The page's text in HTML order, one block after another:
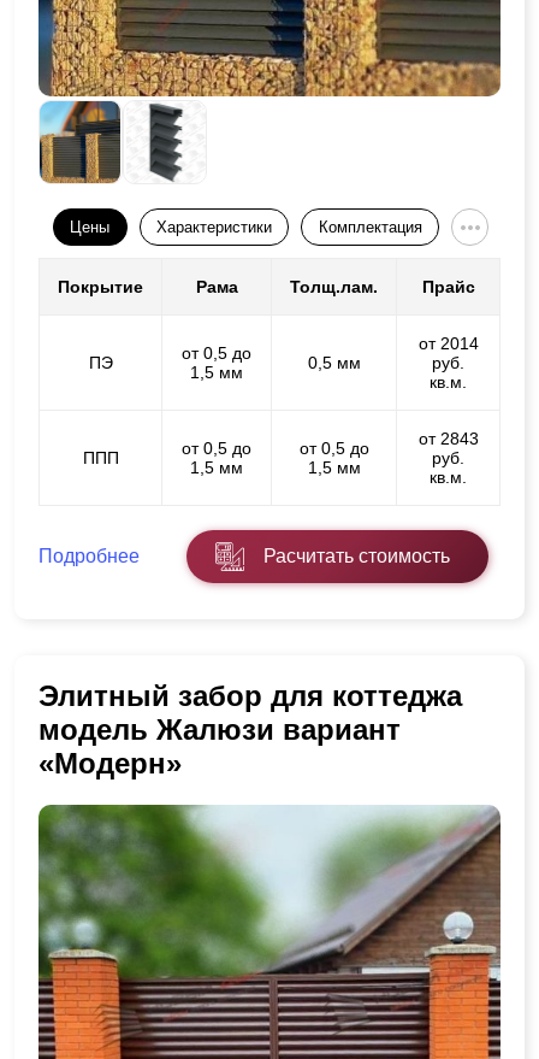
Цены Характеристики Комплектация
Покрытие Рама Толщ.лам. Прайс
ПЭ
от 0,5 до
1,5 мм
0,5 мм
от 2014
руб.
кв.м.
ППП
от 0,5 до
1,5 мм
от 0,5 до
1,5 мм
от 2843
руб.
кв.м.
Подробнее Расчитать стоимость
Элитный забор для коттеджа
модель Жалюзи вариант
«Модерн»